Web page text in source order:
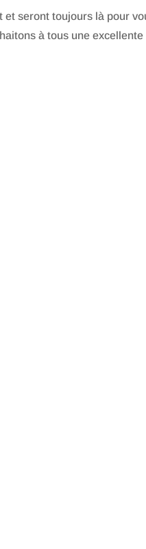
seront toujours là pour
à tous une excellente